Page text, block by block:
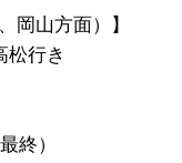
岡山方面）】
行き
終）